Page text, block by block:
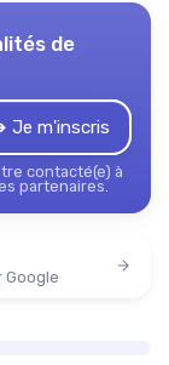
de
Je m'inscris
contacté(e) à
partenaires.